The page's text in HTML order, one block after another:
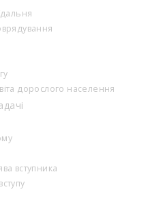
дорослого населення
вступника